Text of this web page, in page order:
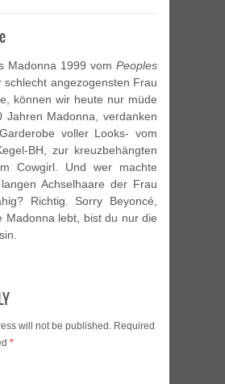
Madonna 1999 vom Peoples
schlecht angezogensten Frau
können wir heute nur müde
Jahren Madonna, verdanken
voller Looks- vom
BH, zur kreuzbehängten
Cowgirl. Und wer machte
Achselhaare der Frau
Richtig. Sorry Beyoncé,
Madonna lebt, bist du nur die
will not be published. Required
*